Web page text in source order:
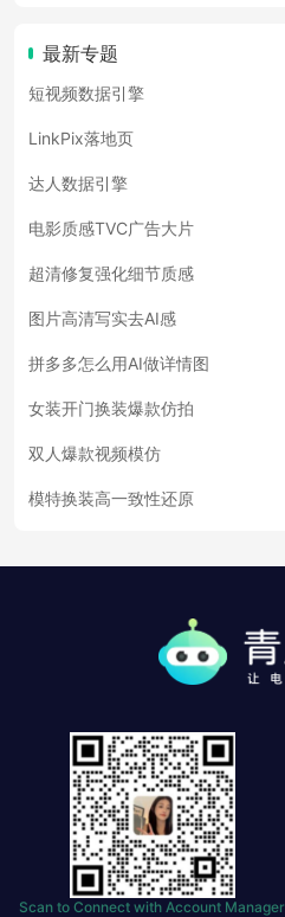
最新专题
短视频数据引擎
LinkPix落地页
达人数据引擎
电影质感TVC广告大片
超清修复强化细节质感
图片高清写实去AI感
拼多多怎么用AI做详情图
女装开门换装爆款仿拍
双人爆款视频模仿
模特换装高一致性还原
Scan to Connect with Account Manager